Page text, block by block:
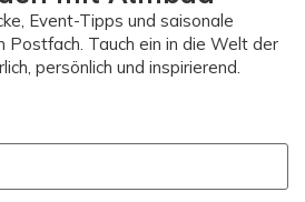
Event-Tipps und saisonale
Postfach. Tauch ein in die Welt der
persönlich und inspirierend.